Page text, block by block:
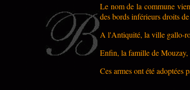
Le nom de la commune
des bords inférieurs droits
A l'Antiquité, la ville gallo-
Enfin, la famille de Mouzay,
Ces armes ont été adoptées